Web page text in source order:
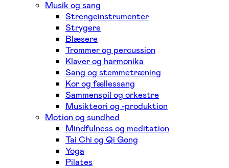
Musik og sang
Strengeinstrumenter
Strygere
Blæsere
Trommer og percussion
Klaver og harmonika
Sang og stemmetræning
Kor og fællessang
Sammenspil og orkestre
Musikteori og -produktion
Motion og sundhed
Mindfulness og meditation
Tai Chi og Qi Gong
Yoga
Pilates